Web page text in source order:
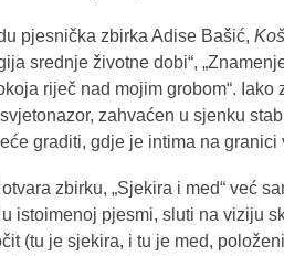
pjesnička zbirka Adise Bašić,
srednje životne dobi“,
riječ nad mojim grobom“.
zahvaćen u sjenku
graditi, gdje je intima na granici
zbirku, „Sjekira i med“ već
istoimenoj pjesmi, sluti na viziju
(tu je sjekira, i tu je med,